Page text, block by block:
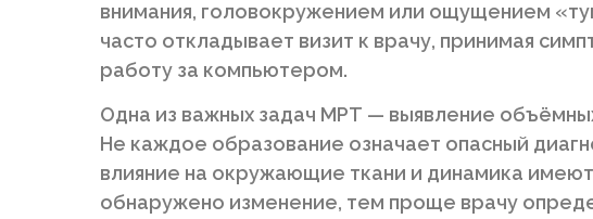
внимания, головокружением или ощущением
часто откладывает визит к врачу, принимая
работу за компьютером.
Одна из важных задач МРТ — выявление
Не каждое образование означает опасный
влияние на окружающие ткани и динамика
обнаружено изменение, тем проще врачу